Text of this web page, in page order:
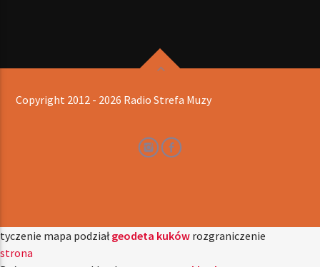
Copyright 2012 - 2026 Radio Strefa Muzy
tyczenie mapa podziałgeodeta kuków rozgraniczenie
strona